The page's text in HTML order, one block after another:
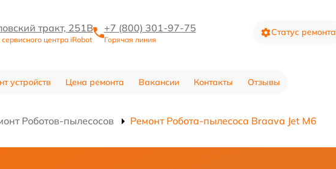
тракт, 251В
центра iRobot
+7 (800) 301-97-75
Горячая линия
Статус ремонта
устройств Цена ремонта Вакансии Контакты Отзывы
Роботов-пылесосов Ремонт Робота-пылесоса Braava Jet M6